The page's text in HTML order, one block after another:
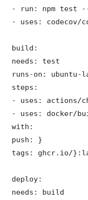
- run: npm test
- uses: codecov/
build:
needs: test
runs-on: ubuntu-
steps:
- uses: actions/
- uses: docker/
with:
push: }
tags: ghcr.io/
deploy:
needs: build